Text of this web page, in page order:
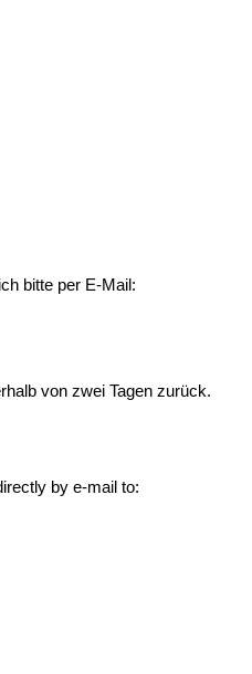
bitte per E-Mail:
von zwei Tagen zurück.
by e-mail to: